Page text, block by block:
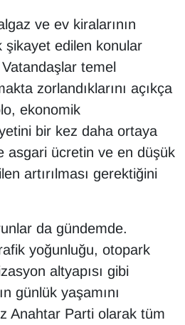
ve ev kiralarının
şikayet edilen konular
temel
zorlandıklarını açıkça
ekonomik
bir kez daha ortaya
asgari ücretin ve en düşük
artırılması gerektiğini
da gündemde.
yoğunluğu, otopark
altyapısı gibi
günlük yaşamını
Anahtar Parti olarak tüm